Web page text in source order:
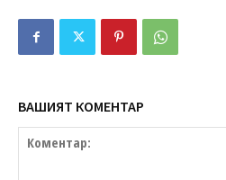
ВАШИЯТ КОМЕНТАР